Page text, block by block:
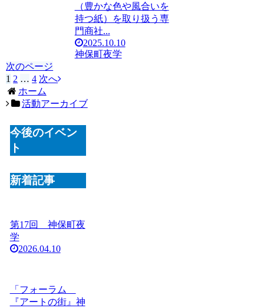
（豊かな色や風合いを
持つ紙）を取り扱う専
門商社...
2025.10.10
神保町夜学
次のページ
1 2 … 4 次へ
ホーム
活動アーカイブ
今後のイベン
ト
新着記事
第17回 神保町夜
学
2026.04.10
「フォーラム
『アートの街』神